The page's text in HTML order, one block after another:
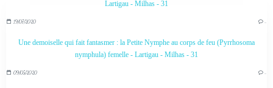
Lartigau - Milhas - 31
19/07/2020 …
Une demoiselle qui fait fantasmer : la Petite Nymphe au corps de feu (Pyrrhosoma
nymphula) femelle - Lartigau - Milhas - 31
09/05/2020 …